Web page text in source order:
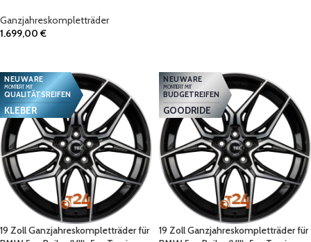
Ganzjahreskompletträder
1.699,00€
NEUWARE
MONTIERT MIT
QUALITÄTSREIFEN
KLEBER
19 Zoll Ganzjahreskompletträder für
NEUWARE
MONTIERT MIT
BUDGETREIFEN
GOODRIDE
19 Zoll Ganzjahreskompletträder für